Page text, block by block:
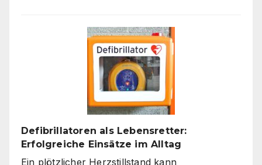
Rechner:
Von
Hardware
Tools
Defibrillatoren als Lebensretter:
Erfolgreiche Einsätze im Alltag
Ein plötzlicher Herzstillstand kann